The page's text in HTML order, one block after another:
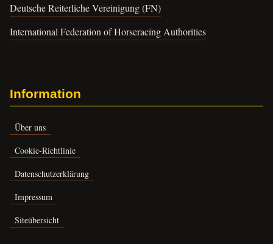
Deutsche Reiterliche Vereinigung (FN)
International Federation of Horseracing Authorities
Information
Über uns
Cookie-Richtlinie
Datenschutzerklärung
Impressum
Siteübersicht